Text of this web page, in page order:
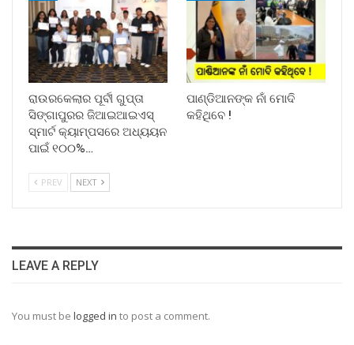
ରାଉରକେଲାର ପୂର୍ବୀ ଗୁପ୍ତା
ସିଙ୍ଗାପୁରର ଜିଆଇଆଇଏସ୍
ସ୍ମାର୍ଟ କ୍ୟାମ୍ପସରେ ଅଧ୍ୟୟନ
ପାଇଁ ୧୦୦%…
ପାଣ୍ଡିଆନଙ୍କ ନାଁ ମୋଦି
କହିଥିବେ !
PREV NEXT
LEAVE A REPLY
You must be logged in to post a comment.